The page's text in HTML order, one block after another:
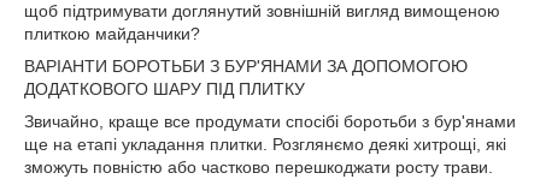
щоб підтримувати доглянутий зовнішній вигляд вимощеною
плиткою майданчики?
ВАРІАНТИ БОРОТЬБИ З БУР'ЯНАМИ ЗА ДОПОМОГОЮ
ДОДАТКОВОГО ШАРУ ПІД ПЛИТКУ
Звичайно, краще все продумати спосібі боротьби з бур'янами
ще на етапі укладання плитки. Розглянємо деякі хитрощі, які
зможуть повністю або частково перешкоджати росту трави.